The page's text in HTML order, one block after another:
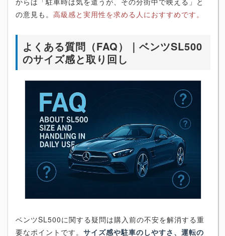
の意見も。 高級感と実用性を求める人におすすめです。
よくある質問（FAQ）｜ベンツSL500
のサイズ感と取り回し
ベンツSL500に関する疑問は購入前の不安を解消する重
要なポイントです。 サイズ感や駐車のしやすさ、運転の